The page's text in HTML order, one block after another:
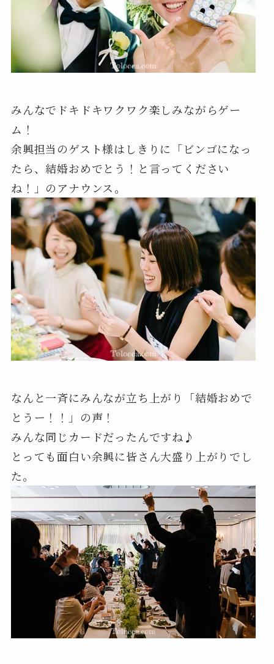
みんなでドキドキワクワク楽しみながらゲー
ム！
余興担当のゲスト様はしきりに「ビンゴになっ
たら、結婚おめでとう！と言ってください
ね！」のアナウンス。
なんと一斉にみんなが立ち上がり「結婚おめで
とうー！！」の声！
みんな同じカードだったんですね♪
とっても面白い余興に皆さん大盛り上がりでし
た。